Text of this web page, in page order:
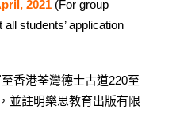
2021 (For group
students’ application
至香港荃灣德士古道220至
並註明樂思教育出版有限